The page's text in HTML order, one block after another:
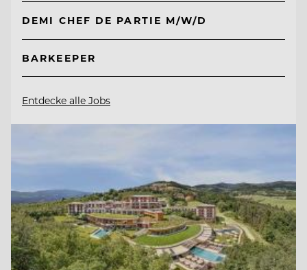
DEMI CHEF DE PARTIE M/W/D
BARKEEPER
Entdecke alle Jobs